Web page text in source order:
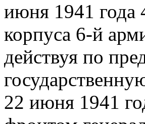
июня 1941 года
корпуса 6-й
действуя по
22 июня 1941